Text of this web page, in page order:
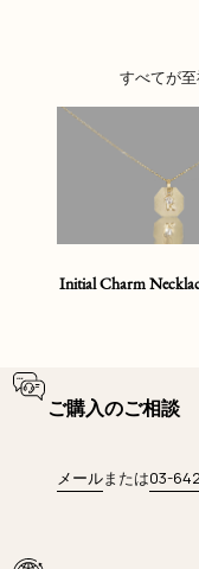
すべてが至
Initial Charm
ご購入のご相談
メールまたは03-